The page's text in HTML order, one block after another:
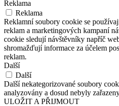
Reklama
Reklama
Reklamní soubory cookie se
reklam a marketingových kampaní
cookie sledují návštěvníky napříč
shromažďují informace za účelem
reklam.
Další
Další
Další nekategorizované soubory
analyzovány a dosud nebyly
ULOŽIT A PŘIJMOUT